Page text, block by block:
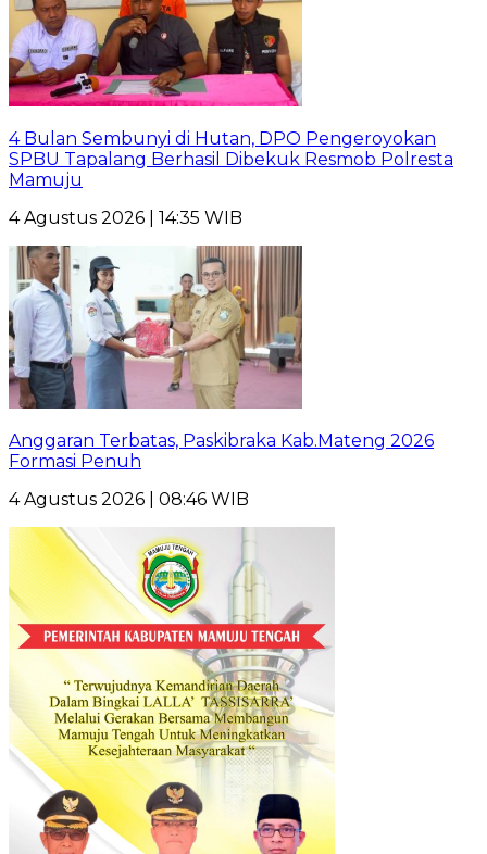
4 Bulan Sembunyi di Hutan, DPO Pengeroyokan
SPBU Tapalang Berhasil Dibekuk Resmob Polresta
Mamuju
4 Agustus 2026 | 14:35 WIB
Anggaran Terbatas, Paskibraka Kab.Mateng 2026
Formasi Penuh
4 Agustus 2026 | 08:46 WIB